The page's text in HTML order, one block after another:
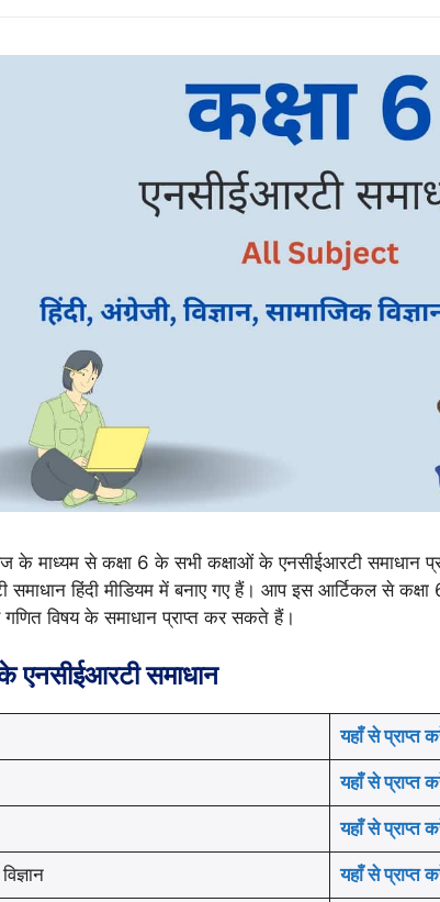
के माध्यम से कक्षा 6 के सभी कक्षाओं के एनसीईआरटी समाधान
समाधान हिंदी मीडियम में बनाए गए हैं। आप इस आर्टिकल से कक्षा
विषय के समाधान प्राप्त कर सकते हैं।
एनसीईआरटी समाधान
यहाँ से प्राप्त
यहाँ से प्राप्त
यहाँ से प्राप्त
यहाँ से प्राप्त